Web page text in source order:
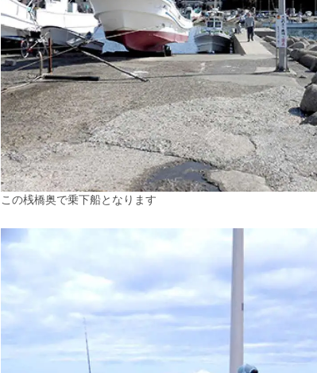
この桟橋奥で乗下船となります